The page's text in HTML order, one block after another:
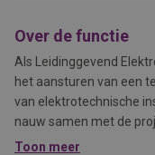
Over de functie
Als Leidinggevend
het aansturen van een
van elektrotechnische
nauw samen met de
volgens planning en
Toon meer